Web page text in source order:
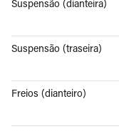
Suspensão (dianteira)
Suspensão (traseira)
Freios (dianteiro)